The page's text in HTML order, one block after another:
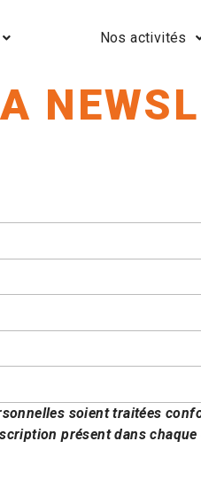
Nos activités
soient traitées
présent dans chaque